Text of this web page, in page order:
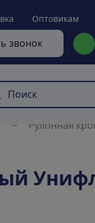
Оптовикам
звонок
Рулонная